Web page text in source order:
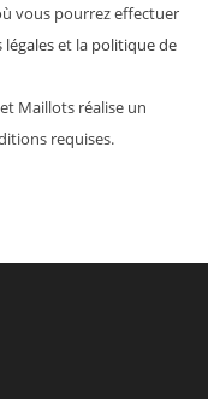
vous pourrez effectuer
et la politique de
Maillots réalise un
requises.